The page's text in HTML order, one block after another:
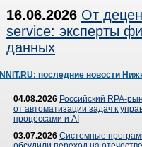
16.06.2026 От
service: эксперты
данных
NNIT.RU: последние новости
04.08.2026 Российский RPA-
от автоматизации задач к
процессами и AI
03.07.2026 Системные